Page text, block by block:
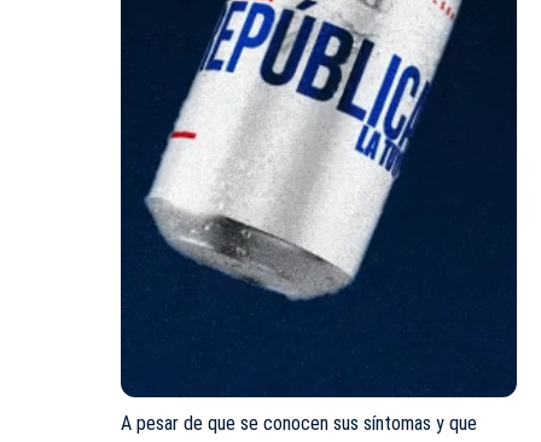
A pesar de que se conocen sus síntomas y que